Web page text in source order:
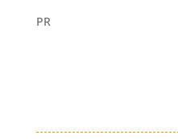
PR